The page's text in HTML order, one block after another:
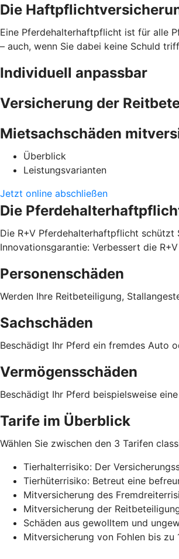
Die
Eine Pferdehalterhaftpflicht ist für alle
– auch, wenn Sie dabei keine Schuld
Individuell anpassbar
Versicherung der
Mietsachschäden
Überblick
Leistungsvarianten
Jetzt online abschließen
Die
Die R+V Pferdehalterhaftpflicht schützt
Innovationsgarantie: Verbessert die
Personenschäden
Werden Ihre Reitbeteiligung,
Sachschäden
Beschädigt Ihr Pferd ein fremdes Auto
Vermögensschäden
Beschädigt Ihr Pferd beispielsweise
Tarife im Überblick
Wählen Sie zwischen den 3 Tarifen
Tierhalterrisiko: Der
Tierhüterrisiko: Betreut eine
Mitversicherung des
Mitversicherung der
Schäden aus gewolltem und
Mitversicherung von Fohlen bis zu